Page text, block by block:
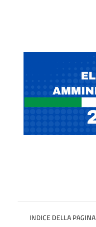
INDICE DELLA PAGINA